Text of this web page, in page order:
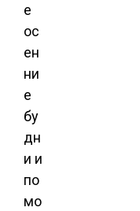
е
ос
ен
ни
е
бу
дн
и и
по
мо